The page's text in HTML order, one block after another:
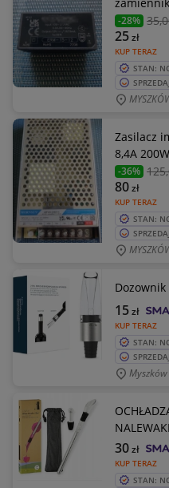
-28% 35
KUP TERAZ
25zł
STAN:
Zasilacz
8,4A
-36% 125
KUP TERAZ
80zł
STAN:
KUP TERAZ
15zł
STAN:
Myszków
KUP TERAZ
30zł
STAN: